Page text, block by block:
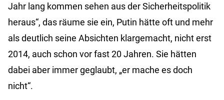
Jahr lang kommen sehen aus der Sicherheitspolitik
heraus“, das räume sie ein, Putin hätte oft und mehr
als deutlich seine Absichten klargemacht, nicht erst
2014, auch schon vor fast 20 Jahren. Sie hätten
dabei aber immer geglaubt, „er mache es doch
nicht“.